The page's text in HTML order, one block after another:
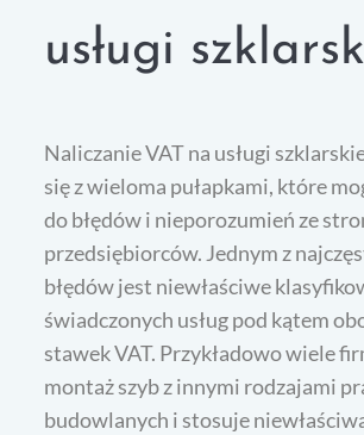
usługi
Naliczanie VAT na usługi
się z wieloma pułapkami, które
do błędów i nieporozumień ze
przedsiębiorców. Jednym z
błędów jest niewłaściwe
świadczonych usług pod kątem
stawek VAT. Przykładowo wiele
montaż szyb z innymi rodzajami
budowlanych i stosuje